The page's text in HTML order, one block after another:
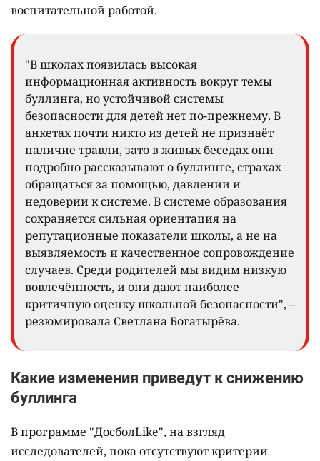
воспитательной работой.
"В школах появилась высокая
информационная активность вокруг темы
буллинга, но устойчивой системы
безопасности для детей нет по-прежнему. В
анкетах почти никто из детей не признаёт
наличие травли, зато в живых беседах они
подробно рассказывают о буллинге, страхах
обращаться за помощью, давлении и
недоверии к системе. В системе образования
сохраняется сильная ориентация на
репутационные показатели школы, а не на
выявляемость и качественное сопровождение
случаев. Среди родителей мы видим низкую
вовлечённость, и они дают наиболее
критичную оценку школьной безопасности", –
резюмировала Светлана Богатырёва.
Какие изменения приведут к снижению
буллинга
В программе "ДосболLike", на взгляд
исследователей, пока отсутствуют критерии